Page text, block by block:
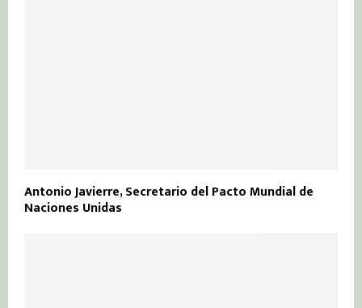
Antonio Javierre, Secretario del Pacto Mundial de
Naciones Unidas